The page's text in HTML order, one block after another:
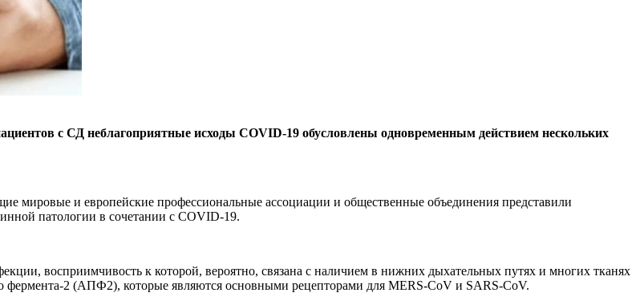
с СД неблагоприятные исходы COVID-19 обусловлены одновременным действием нескольких
мировые и европейские профессиональные ассоциации и общественные объединения представили
патологии в сочетании с COVID-19.
восприимчивость к которой, вероятно, связана с наличием в нижних дыхательных путях и многих тканях
фермента-2 (АПФ2), которые являются основными рецепторами для MERS­-CoV и SARS-­CoV.